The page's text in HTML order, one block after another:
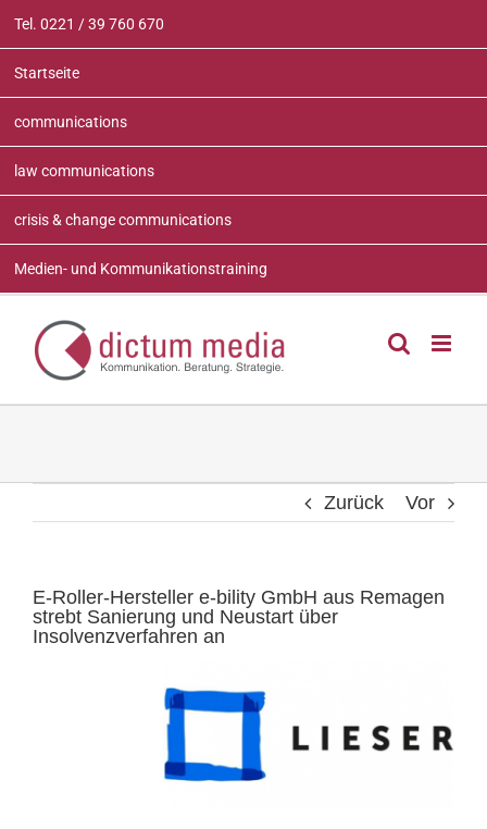
Inhalt
springen
Tel. 0221 / 39 760 670
Startseite
communications
law communications
crisis & change communications
Medien- und Kommunikationstraining
Zurück Vor
E-Roller-Hersteller e-bility GmbH aus Remagen
strebt Sanierung und Neustart über
Insolvenzverfahren an